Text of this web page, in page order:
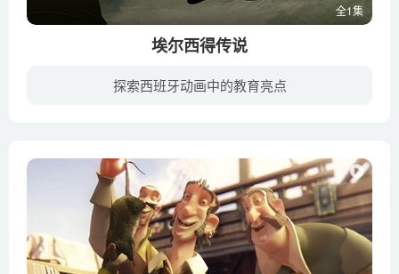
全1集
埃尔西得传说
探索西班牙动画中的教育亮点